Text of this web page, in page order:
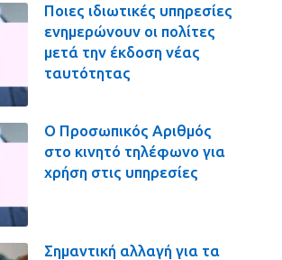
Ποιες ιδιωτικές υπηρεσίες
ενημερώνουν οι πολίτες
μετά την έκδοση νέας
ταυτότητας
Ο Προσωπικός Αριθμός
στο κινητό τηλέφωνο για
χρήση στις υπηρεσίες
Σημαντική αλλαγή για τα